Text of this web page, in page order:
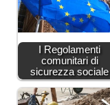
I Regolamenti
comunitari di
sicurezza sociale